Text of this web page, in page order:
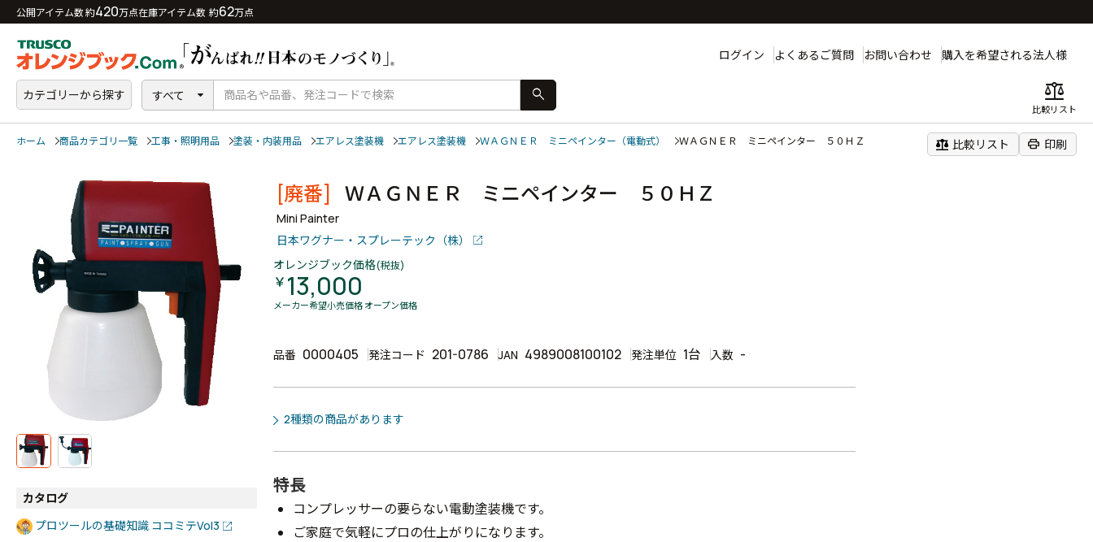
公開アイテム数 約420万点在庫アイテム数 約62万点
ログイン よくあるご質問 お問い合わせ 購入を希望される法人様
カテゴリーから探す すべて search balance
比較リスト
ホーム 商品カテゴリ一覧 工事・照明用品 塗装・内装用品 エアレス塗装機 エアレス塗装機 ＷＡＧＮＥＲ ミニペインター（電動式） ＷＡＧＮＥＲ ミニペインター ５０ＨＺ balance 比較リスト print 印刷
カタログ
プロツールの基礎知識 ココミテVol3
[廃番] ＷＡＧＮＥＲ ミニペインター ５０ＨＺ
Mini Painter
日本ワグナー・スプレーテック（株）
オレンジブック価格(税抜)
￥ 13,000
メーカー希望小売価格 オープン価格
品番 0000405 発注コード 201-0786 JAN 4989008100102 発注単位 1台 入数 -
2種類の商品があります
特長
コンプレッサーの要らない電動塗装機です。
ご家庭で気軽にプロの仕上がりになります。